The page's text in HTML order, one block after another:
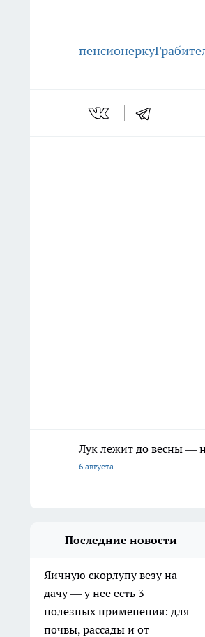
пенсионерку
Лук лежит до весны —
6 августа
Последние новости
Яичную скорлупу везу на
дачу — у нее есть 3
полезных применения: для
почвы, рассады и от